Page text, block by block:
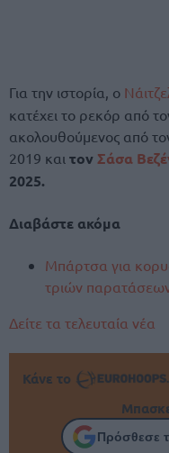
Για την ιστορία, ο
κατέχει το ρεκόρ από
ακολουθούμενος από
2019 και τονΣάσα
2025.
Διαβάστε ακόμα
Μπάρτσα για
τριών
Δείτε τα τελευταία νέα
Κάνε το
Πρόσθεσε